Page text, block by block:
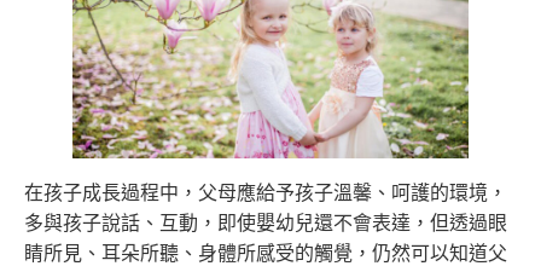
在孩子成長過程中，父母應給予孩子溫馨、呵護的環境，
多與孩子說話、互動，即使嬰幼兒還不會表達，但透過眼
睛所見、耳朵所聽、身體所感受的觸覺，仍然可以知道父